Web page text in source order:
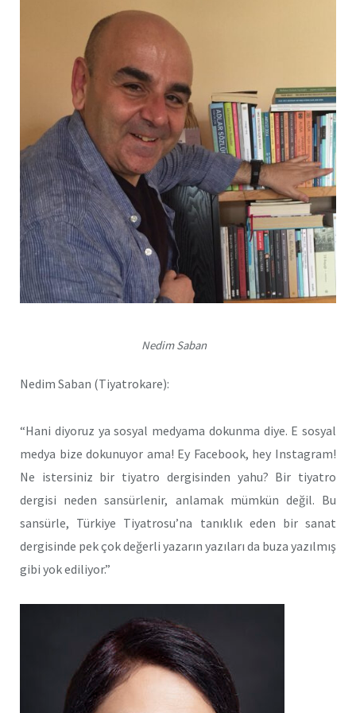
Nedim Saban
Nedim Saban (Tiyatrokare):
“Hani diyoruz ya sosyal medyama dokunma diye. E sosyal
medya bize dokunuyor ama! Ey Facebook, hey Instagram!
Ne istersiniz bir tiyatro dergisinden yahu? Bir tiyatro
dergisi neden sansürlenir, anlamak mümkün değil. Bu
sansürle, Türkiye Tiyatrosu’na tanıklık eden bir sanat
dergisinde pek çok değerli yazarın yazıları da buza yazılmış
gibi yok ediliyor.”